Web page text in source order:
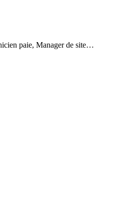
paie, Manager de site…